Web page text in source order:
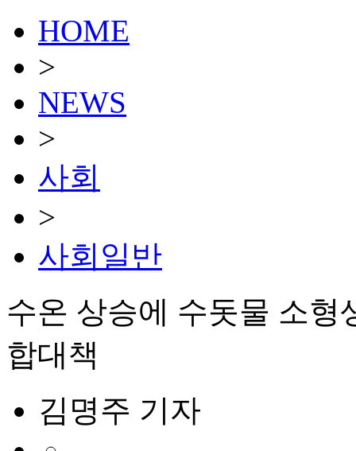
HOME
>
NEWS
>
사회
>
사회일반
수온 상승에 수돗물 소
합대책
김명주 기자